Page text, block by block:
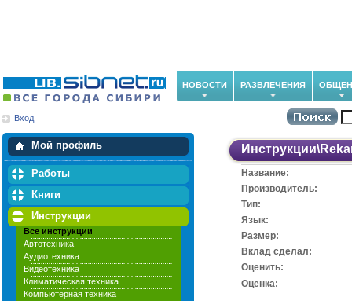
НОВОСТИ РАЗВЛЕЧЕНИЯ
Вход
Мой профиль
Мои закладки
Работы
Книги
Инструкции
Все инструкции
Автотехника
Аудиотехника
Видеотехника
Климатическая техника
Компьютерная техника
Инструкции\
Название:
Производитель:
Тип:
Язык:
Размер:
Вклад сделал:
Оценить:
Оценка: